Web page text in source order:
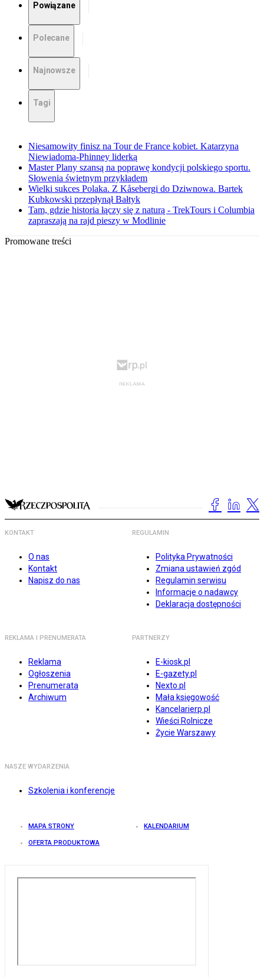
Powiązane
Polecane
Najnowsze
Tagi
Niesamowity finisz na Tour de France kobiet. Katarzyna
Niewiadoma-Phinney liderką
Master Plany szansą na poprawę kondycji polskiego sportu.
Słowenia świetnym przykładem
Wielki sukces Polaka. Z Kåsebergi do Dziwnowa. Bartek
Kubkowski przepłynął Bałtyk
Tam, gdzie historia łączy się z naturą - TrekTours i Columbia
zapraszają na rajd pieszy w Modlinie
Promowane treści
KONTAKT
O nas
Kontakt
Napisz do nas
REGULAMIN
Polityka Prywatności
Zmiana ustawień zgód
Regulamin serwisu
Informacje o nadawcy
Deklaracja dostępności
REKLAMA I PRENUMERATA
Reklama
Ogłoszenia
Prenumerata
Archiwum
PARTNERZY
E-kiosk.pl
E-gazety.pl
Nexto.pl
Mała księgowość
Kancelarierp.pl
Wieści Rolnicze
Życie Warszawy
NASZE WYDARZENIA
Szkolenia i konferencje
MAPA STRONY KALENDARIUM
OFERTA PRODUKTOWA